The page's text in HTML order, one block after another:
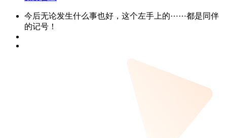
今后无论发生什么事也好，这个左手上的⋯⋯都是同伴
的记号！